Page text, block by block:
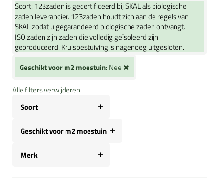
Soort: 123zaden is gecertificeerd bij SKAL als biologische
zaden leverancier. 123zaden houdt zich aan de regels van
SKAL zodat u gegarandeerd biologische zaden ontvangt.
ISO zaden zijn zaden die volledig geïsoleerd zijn
geproduceerd. Kruisbestuiving is nagenoeg uitgesloten.
Geschikt voor m2 moestuin: Nee
Alle filters verwijderen
Soort
Geschikt voor m2 moestuin
Merk